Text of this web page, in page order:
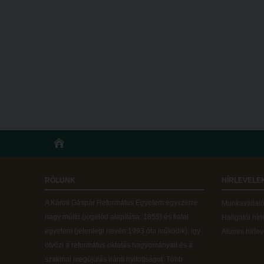
RÓLUNK
A Károli Gáspár Református Egyetem egyszerre
nagy múltú (jogelőd alapítása: 1855) és fiatal
egyetem (jelenlegi nevén 1993 óta működik), így
ötvözi a református oktatás hagyományait és a
szakmai megújulás iránti nyitottságot. Több
Hallgatói
Alumni